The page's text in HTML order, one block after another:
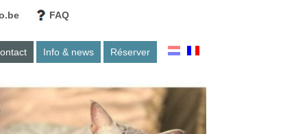
FAQ
Info & news Réserver